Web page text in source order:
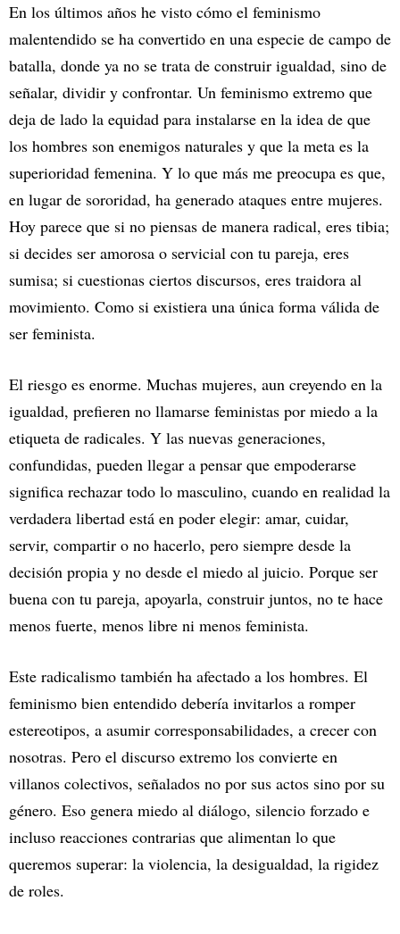
En los últimos años he visto cómo el feminismo
malentendido se ha convertido en una especie de campo de
batalla, donde ya no se trata de construir igualdad, sino de
señalar, dividir y confrontar. Un feminismo extremo que
deja de lado la equidad para instalarse en la idea de que
los hombres son enemigos naturales y que la meta es la
superioridad femenina. Y lo que más me preocupa es que,
en lugar de sororidad, ha generado ataques entre mujeres.
Hoy parece que si no piensas de manera radical, eres tibia;
si decides ser amorosa o servicial con tu pareja, eres
sumisa; si cuestionas ciertos discursos, eres traidora al
movimiento. Como si existiera una única forma válida de
ser feminista.
El riesgo es enorme. Muchas mujeres, aun creyendo en la
igualdad, prefieren no llamarse feministas por miedo a la
etiqueta de radicales. Y las nuevas generaciones,
confundidas, pueden llegar a pensar que empoderarse
significa rechazar todo lo masculino, cuando en realidad la
verdadera libertad está en poder elegir: amar, cuidar,
servir, compartir o no hacerlo, pero siempre desde la
decisión propia y no desde el miedo al juicio. Porque ser
buena con tu pareja, apoyarla, construir juntos, no te hace
menos fuerte, menos libre ni menos feminista.
Este radicalismo también ha afectado a los hombres. El
feminismo bien entendido debería invitarlos a romper
estereotipos, a asumir corresponsabilidades, a crecer con
nosotras. Pero el discurso extremo los convierte en
villanos colectivos, señalados no por sus actos sino por su
género. Eso genera miedo al diálogo, silencio forzado e
incluso reacciones contrarias que alimentan lo que
queremos superar: la violencia, la desigualdad, la rigidez
de roles.